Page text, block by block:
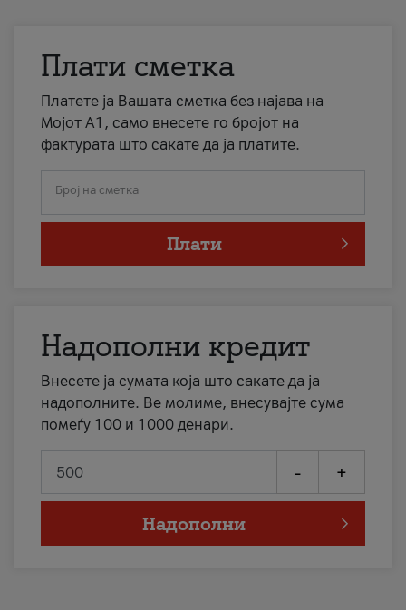
Плати сметка
Платете ја Вашата сметка без најава на
Мојот А1, само внесете го бројот на
фактурата што сакате да ја платите.
Број на сметка
Плати
Надополни кредит
Внесете ја сумата која што сакате да ја
надополните. Ве молиме, внесувајте сума
помеѓу 100 и 1000 денари.
- +
Надополни